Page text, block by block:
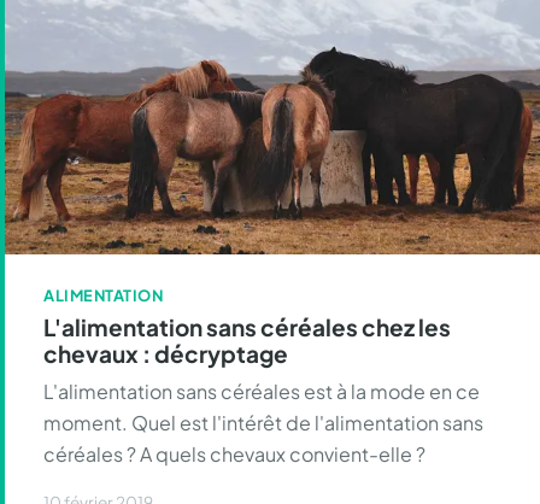
ALIMENTATION
L'alimentation sans céréales chez les
chevaux : décryptage
L'alimentation sans céréales est à la mode en ce
moment. Quel est l'intérêt de l'alimentation sans
céréales ? A quels chevaux convient-elle ?